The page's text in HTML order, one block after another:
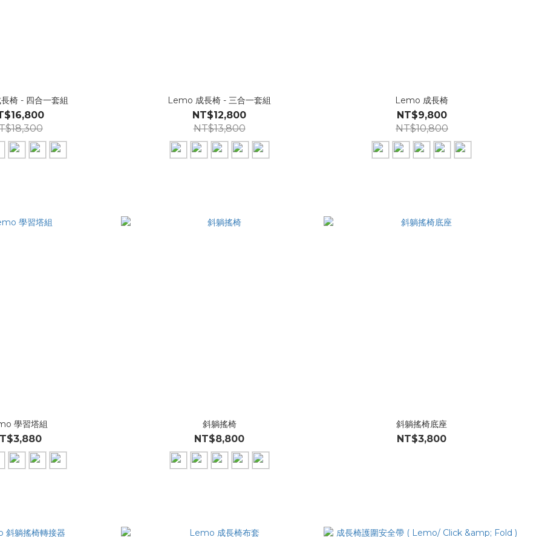
椅 - 四合一套組 Lemo 成長椅 - 三合一套組
NT$12,800
NT$13,800
Lemo 成長椅
NT$9,800
NT$10,800
學習塔組 斜躺搖椅
NT$8,800
斜躺搖椅底座
NT$3,800